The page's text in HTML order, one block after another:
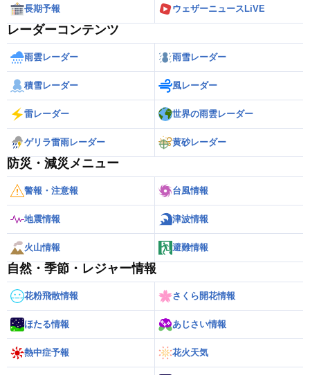
長期予報 ウェザーニュースLiVE
レーダーコンテンツ
雨雲レーダー 雨雪レーダー
積雪レーダー 風レーダー
雷レーダー 世界の雨雲レーダー
ゲリラ雷雨レーダー 黄砂レーダー
防災・減災メニュー
警報・注意報 台風情報
地震情報 津波情報
火山情報 避難情報
自然・季節・レジャー情報
花粉飛散情報 さくら開花情報
ほたる情報 あじさい情報
熱中症予報 花火天気